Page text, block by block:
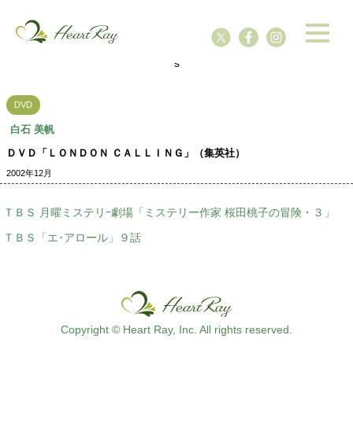
s
DVD
白石 美帆
ＤＶＤ「ＬＯＮＤＯＮ ＣＡＬＬＩＮＧ」（集英社）
2002年12月
ＴＢＳ 月曜ミステリｰ劇場「ミステリー作家 桜田桃子の冒険・３」
ＴＢＳ「エ･アロール」９話
Copyright © Heart Ray, Inc. All rights reserved.